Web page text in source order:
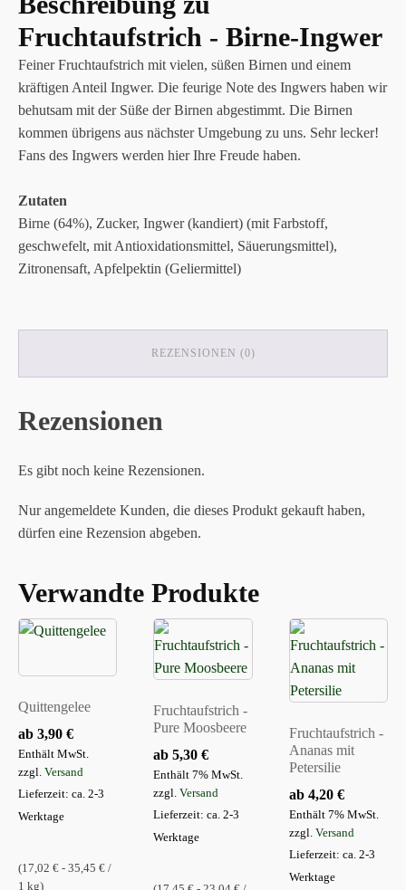
Fruchtaufstrich - Birne-Ingwer
Feiner Fruchtaufstrich mit vielen, süßen Birnen und einem
kräftigen Anteil Ingwer. Die feurige Note des Ingwers haben wir
behutsam mit der Süße der Birnen abgestimmt. Die Birnen
kommen übrigens aus nächster Umgebung zu uns. Sehr lecker!
Fans des Ingwers werden hier Ihre Freude haben.
Zutaten
Birne (64%), Zucker, Ingwer (kandiert) (mit Farbstoff,
geschwefelt, mit Antioxidationsmittel, Säuerungsmittel),
Zitronensaft, Apfelpektin (Geliermittel)
REZENSIONEN (0)
Rezensionen
Es gibt noch keine Rezensionen.
Nur angemeldete Kunden, die dieses Produkt gekauft haben,
dürfen eine Rezension abgeben.
Verwandte Produkte
Quittengelee
ab 3,90 €
Enthält MwSt.
zzgl. Versand
Lieferzeit: ca. 2-3
Werktage
(17,02 € - 35,45 € /
1 kg)
Dieses
weist
Varianten
auf.
Die
Optionen
können
Produktseite
Fruchtaufstrich -
Pure Moosbeere
ab 5,30€
Enthält 7% MwSt.
zzgl.Versand
Lieferzeit: ca. 2-3
Werktage
Dieses
Produkt
weist
Varianten
Die
Optionen
können
auf
Fruchtaufstrich -
Ananas mit
Petersilie
ab 4,20 €
Enthält 7% MwSt.
zzgl. Versand
Lieferzeit: ca. 2-3
Werktage
Dieses
Produkt
weist
mehrere
auf.
Die
Optionen
können
auf
der
Produktseite